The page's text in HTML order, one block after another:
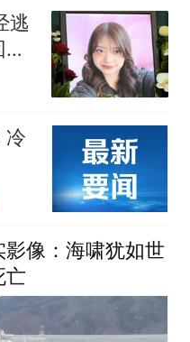
逃
冷
像：海啸犹如世
亡